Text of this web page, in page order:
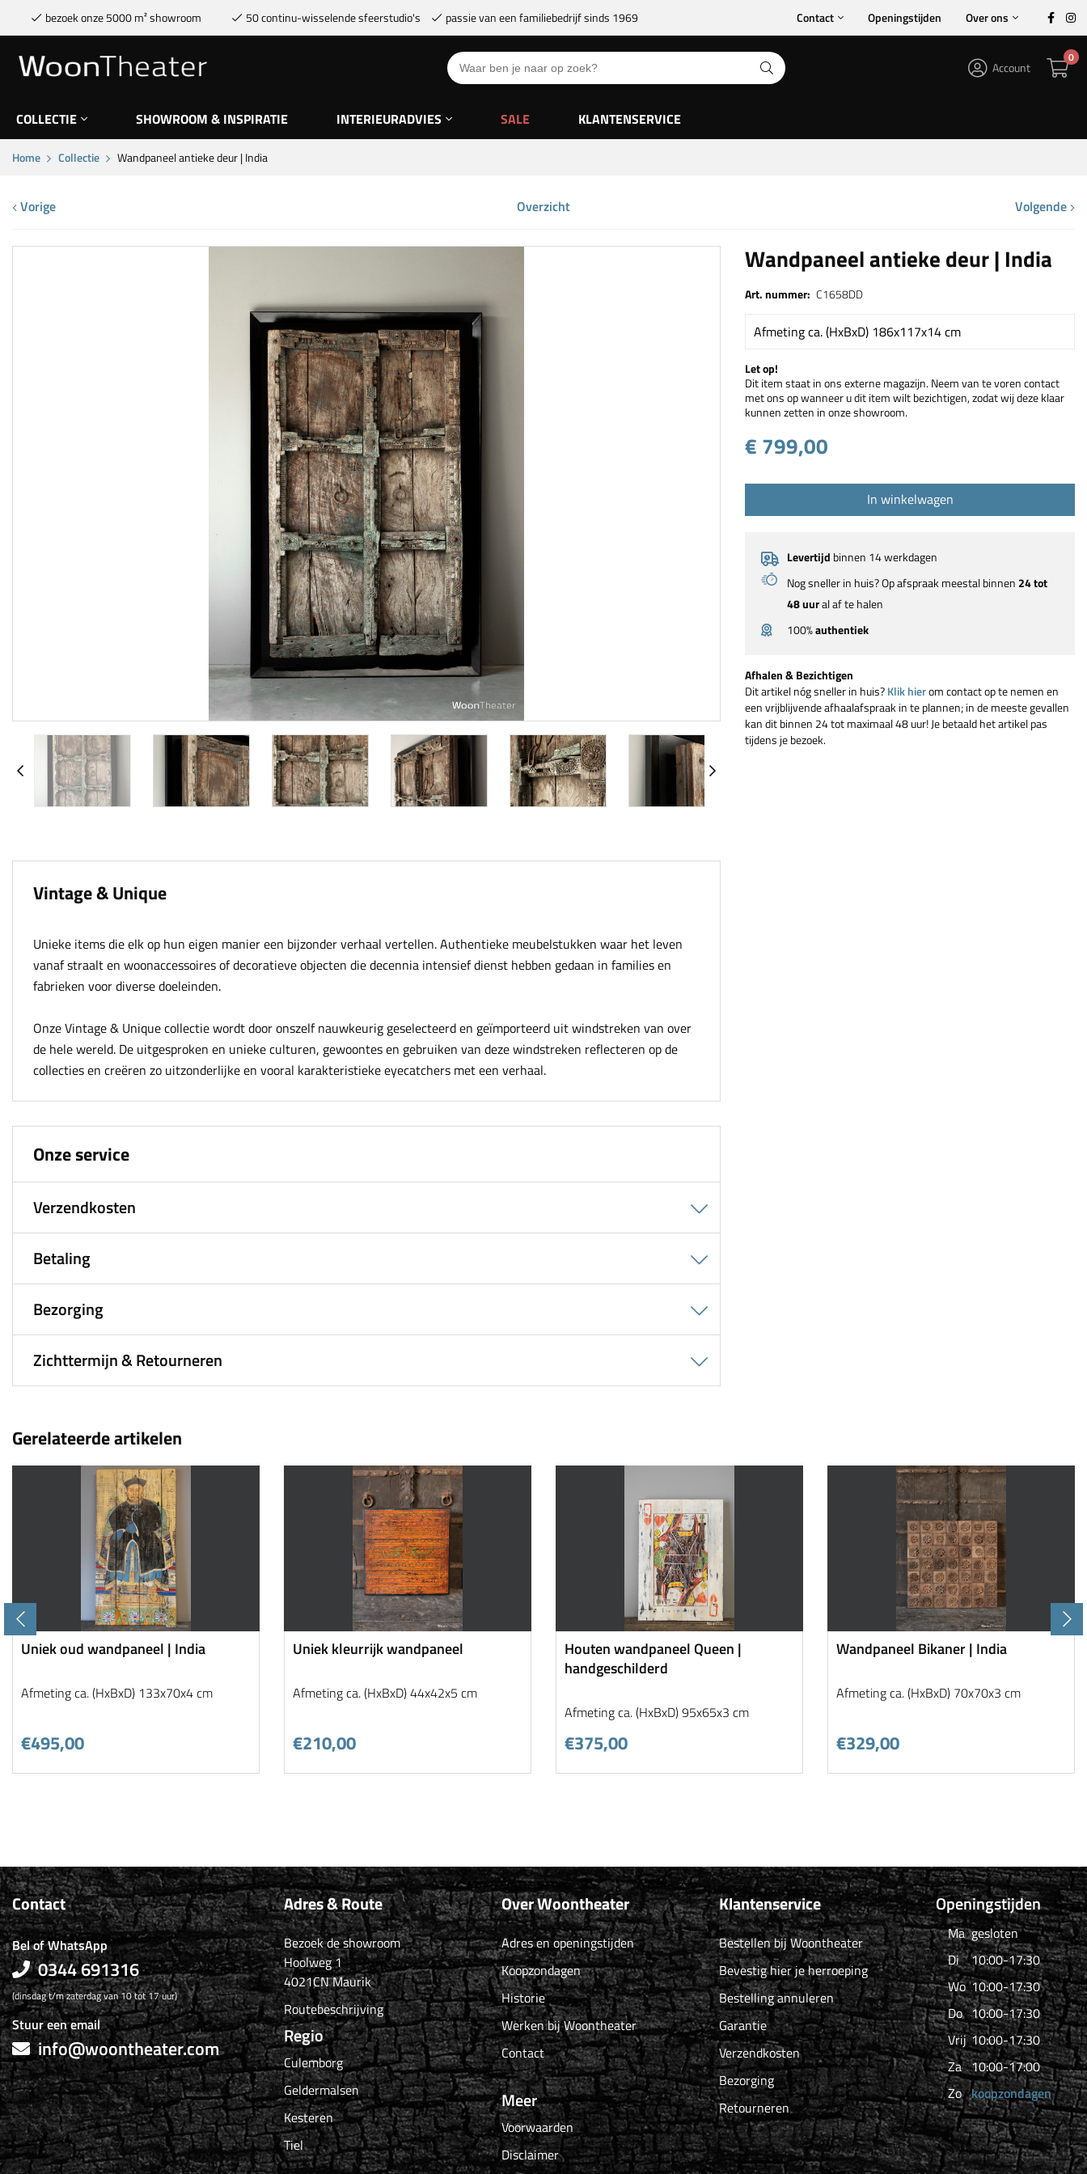
bezoek onze 5000 m² showroom 50 continu-wisselende sfeerstudio's passie van een familiebedrijf sinds 1969 Contact Openingstijden Over ons
0
Account
COLLECTIE SHOWROOM & INSPIRATIE INTERIEURADVIES SALE KLANTENSERVICE
Home Collectie Wandpaneel antieke deur | India
Vorige Overzicht Volgende
Vintage & Unique
Unieke items die elk op hun eigen manier een bijzonder verhaal vertellen. Authentieke meubelstukken waar het leven
vanaf straalt en woonaccessoires of decoratieve objecten die decennia intensief dienst hebben gedaan in families en
fabrieken voor diverse doeleinden.
Onze Vintage & Unique collectie wordt door onszelf nauwkeurig geselecteerd en geïmporteerd uit windstreken van over
de hele wereld. De uitgesproken en unieke culturen, gewoontes en gebruiken van deze windstreken reflecteren op de
collecties en creëren zo uitzonderlijke en vooral karakteristieke eyecatchers met een verhaal.
Onze service
Verzendkosten
Betaling
Bezorging
Zichttermijn & Retourneren
Wandpaneel antieke deur | India
Art. nummer: C1658DD
Afmeting ca. (HxBxD) 186x117x14 cm
Let op!
Dit item staat in ons externe magazijn. Neem van te voren contact
met ons op wanneer u dit item wilt bezichtigen, zodat wij deze klaar
kunnen zetten in onze showroom.
€ 799,00
In winkelwagen
Levertijd binnen 14 werkdagen
Nog sneller in huis? Op afspraak meestal binnen 24 tot
48 uural af te halen
100%authentiek
Afhalen & Bezichtigen
Dit artikel nóg sneller in huis?Klik hierom contact op te nemen en
een vrijblijvende afhaalafspraak in te plannen; in de meeste gevallen
kan dit binnen 24 tot maximaal 48 uur! Je betaald het artikel pas
tijdens je bezoek.
Gerelateerde artikelen
Uniek oud wandpaneel | India
Afmeting ca. (HxBxD) 133x70x4 cm
€495,00
Uniek kleurrijk wandpaneel
Afmeting ca. (HxBxD) 44x42x5 cm
€210,00
Houten wandpaneel Queen |
handgeschilderd
Afmeting ca. (HxBxD) 95x65x3 cm
€375,00
Wandpaneel Bikaner | India
Afmeting ca. (HxBxD) 70x70x3 cm
€329,00
Contact
Bel of WhatsApp
0344 691316
(dinsdag t/m zaterdag van 10 tot 17 uur)
Stuur een email
info@woontheater.com
Adres & Route
Bezoek de showroom
Hoolweg 1
4021CN Maurik
Routebeschrijving
Regio
Culemborg
Geldermalsen
Kesteren
Tiel
Over Woontheater
Adres en openingstijden
Koopzondagen
Historie
Werken bij Woontheater
Contact
Meer
Voorwaarden
Disclaimer
Klantenservice
Bestellen bij Woontheater
Bevestig hier je herroeping
Bestelling annuleren
Garantie
Verzendkosten
Bezorging
Retourneren
Openingstijden
Ma gesloten
Di
10:00-17:30
Wo 10:00-17:30
Do 10:00-17:30
Vrij 10:00-17:30
Za 10:00-17:00
Zo koopzondagen